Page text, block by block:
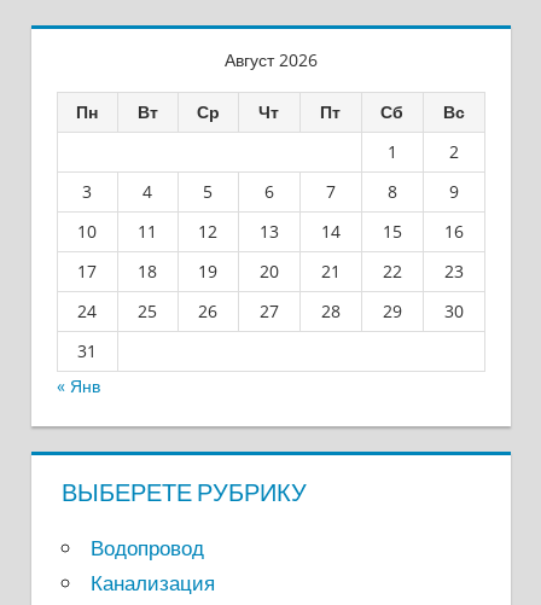
Август 2026
Пн Вт Ср Чт Пт Сб
Вс
1
2
3
4 5 6 7 8
9
10
11 12 13 14 15
16
17
18 19 20 21 22
23
24
25 26 27 28 29
30
31
« Янв
ВЫБЕРЕТЕ РУБРИКУ
Водопровод
Канализация